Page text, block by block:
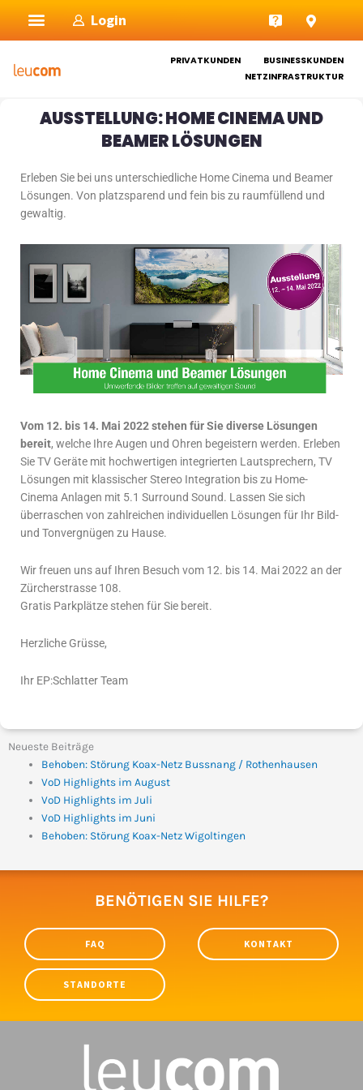
Inhalt
springen
Login
PRIVATKUNDEN
BUSINESSKUNDEN
NETZINFRASTRUKTUR
AUSSTELLUNG: HOME CINEMA UND
BEAMER LÖSUNGEN
Erleben Sie bei uns unterschiedliche Home Cinema und Beamer
Lösungen. Von platzsparend und fein bis zu raumfüllend und
gewaltig.
Vom 12. bis 14. Mai 2022 stehen für Sie diverse Lösungen
bereit, welche Ihre Augen und Ohren begeistern werden. Erleben
Sie TV Geräte mit hochwertigen integrierten Lautsprechern, TV
Lösungen mit klassischer Stereo Integration bis zu Home-
Cinema Anlagen mit 5.1 Surround Sound. Lassen Sie sich
überraschen von zahlreichen individuellen Lösungen für Ihr Bild-
und Tonvergnügen zu Hause.
Wir freuen uns auf Ihren Besuch vom 12. bis 14. Mai 2022 an der
Zürcherstrasse 108.
Gratis Parkplätze stehen für Sie bereit.
Herzliche Grüsse,
Ihr EP:Schlatter Team
Neueste Beiträge
Behoben: Störung Koax-Netz Bussnang / Rothenhausen
VoD Highlights im August
VoD Highlights im Juli
VoD Highlights im Juni
Behoben: Störung Koax-Netz Wigoltingen
BENÖTIGEN SIE HILFE?
FAQ KONTAKT
STANDORTE